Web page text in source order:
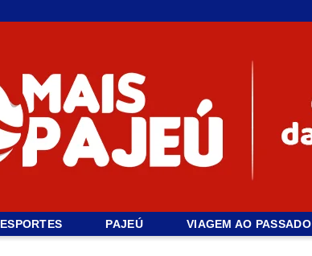
ESPORTES PAJEÚ VIAGEM AO PASSADO